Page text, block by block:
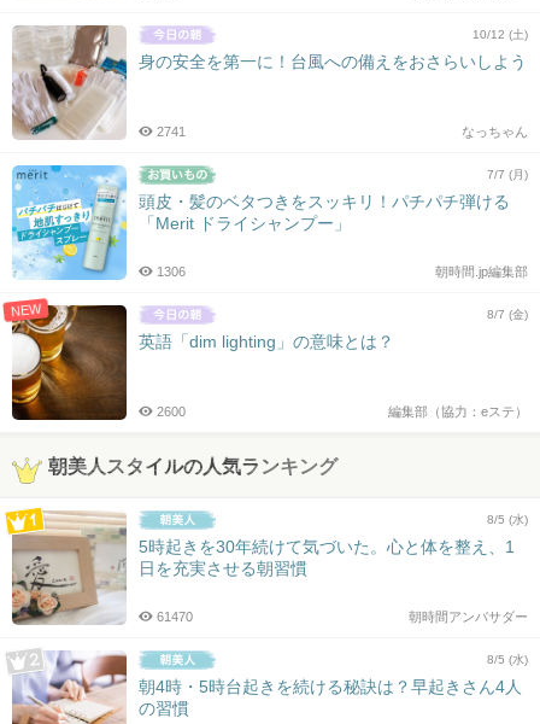
10/12 (土)
身の安全を第一に！台風への備えをおさらいしよう
なっちゃん
2741
7/7 (月)
頭皮・髪のベタつきをスッキリ！パチパチ弾ける
「Merit ドライシャンプー」
朝時間.jp編集部
1306
NEW 8/7 (金)
英語「dim lighting」の意味とは？
編集部（協力：eステ）
2600
朝美人スタイルの人気ランキング
8/5 (水)
5時起きを30年続けて気づいた。心と体を整え、1
日を充実させる朝習慣
朝時間アンバサダー
61470
8/5 (水)
朝4時・5時台起きを続ける秘訣は？早起きさん4人
の習慣